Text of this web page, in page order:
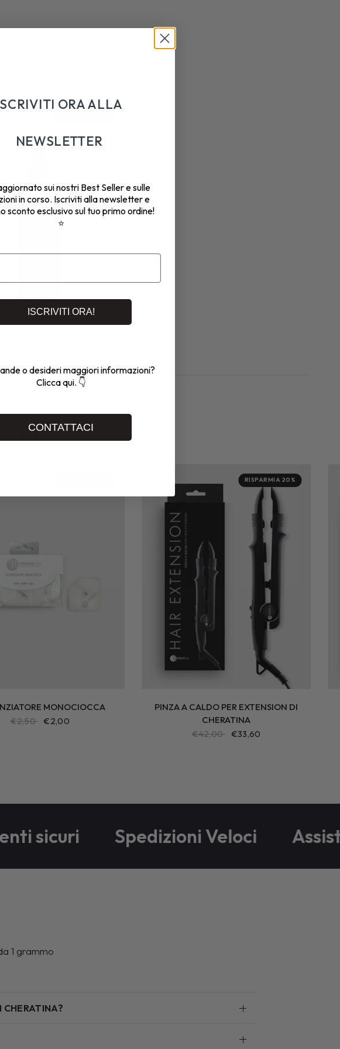
MONOCIOCCA
€2,50 €2,00
RISPARMIA 20%
PINZA A CALDO PER EXTENSION DI
CHERATINA
€42,00 €33,60
sicuri Spedizioni Veloci
1 grammo
CHERATINA?
ORA ALLA
NEWSLETTER
sui nostri Best Seller e sulle
in corso. Iscriviti alla newsletter e
sconto esclusivo sul tuo primo ordine!
⭐
ISCRIVITI ORA!
o desideri maggiori informazioni?
Clicca qui. 👇
CONTATTACI